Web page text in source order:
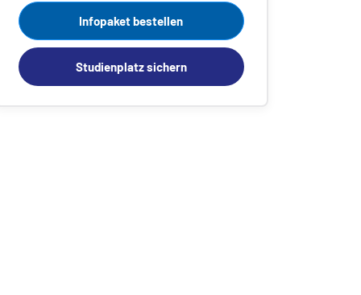
Infopaket bestellen
Studienplatz sichern